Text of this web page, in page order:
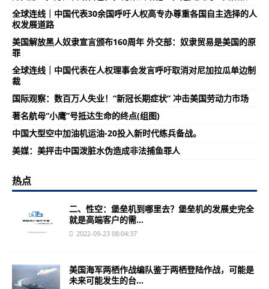
全球连线｜中国代表30余国呼吁人权高专办尊重各国自主选择的人
权发展道路
美国解放黑人奴隶宣言颁布160周年 外交部：奴隶贸易是美国的原
罪
全球连线｜中国代表在人权理事会发言呼吁取消对尼加拉瓜单边制
裁
国际观察：数百万人失业！“新冠长期症状” 冲击美国劳动力市场
著名航母“小鹰”号抵达生命的终点(组图)
中国大型空中加油机运油-20投入新时代练兵备战。
美媒：美抨击中国泼脏水伪造成非法捕鱼罪人
热点
二、性空：堡垒机到哪里去？堡垒机的发展史完全
就是高端客户的需...
2022-09-23 08:04:37
美国海军两栖作战编队鉴于两栖登陆作战，可能是
未来可能发生的台...